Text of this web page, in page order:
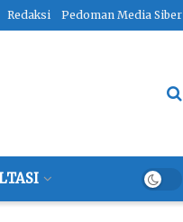
Redaksi Pedoman Media Siber